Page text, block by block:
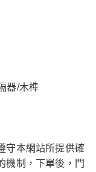
器/木榫
守本網站所提供確
機制，下單後，門